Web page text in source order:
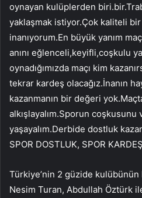
oynayan kulüplerden
yaklaşmak istiyor.Çok kaliteli bir
inanıyorum.En büyük yanım
anını eğlenceli,keyifli,coşkulu
oynadığımızda maçı kim
tekrar kardeş olacağız.İnanın
kazanmanın bir değeri
alkışlayalım.Sporun
yaşayalım.Derbide dostluk
SPOR DOSTLUK, SPOR
Türkiye’nin 2 güzide kulübünün
Nesim Turan, Abdullah Öztürk